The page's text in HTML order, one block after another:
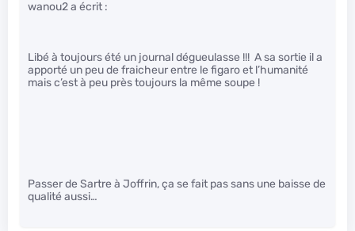
wanou2 a écrit :
Libé à toujours été un journal dégueulasse !!! A sa sortie il a
apporté un peu de fraicheur entre le figaro et l’humanité
mais c’est à peu près toujours la même soupe !
Passer de Sartre à Joffrin, ça se fait pas sans une baisse de
qualité aussi…